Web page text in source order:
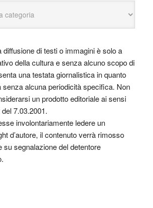
diffusione di testi o immagini è solo a
della cultura e senza alcuno scopo di
una testata giornalistica in quanto
senza alcuna periodicità specifica. Non
un prodotto editoriale ai sensi
7.03.2001.
involontariamente ledere un
d’autore, il contenuto verrà rimosso
su segnalazione del detentore